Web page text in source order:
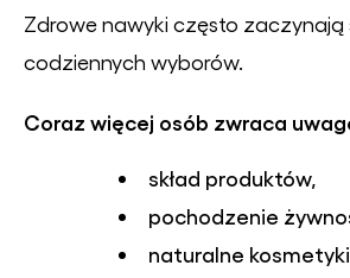
Zdrowe nawyki często zaczynają
codziennych wyborów.
Coraz więcej osób zwraca
skład produktów,
pochodzenie
naturalne kosmetyki,